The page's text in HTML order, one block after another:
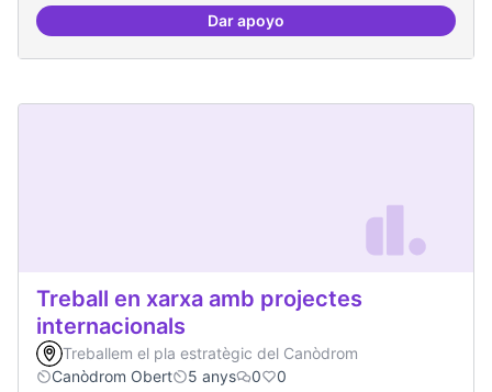
Dar apoyoCultura digital i tradicional
Treball en xarxa amb projectes
internacionals
Treballem el pla estratègic del Canòdrom
Canòdrom Obert
5 anys 0 0